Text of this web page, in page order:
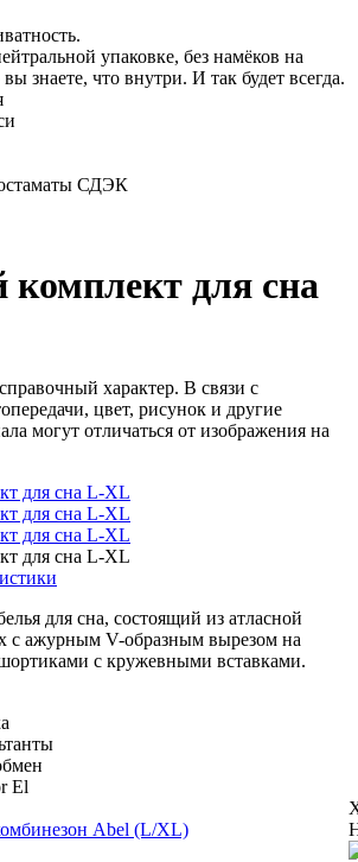
упаковке, без намёков на
знаете, что внутри. И так будет всегда.
СДЭК
для сна
характер. В связи с
цвет, рисунок и другие
могут отличаться от изображения на
для сна, состоящий из атласной
с ажурным V-образным вырезом на
с кружевными вставками.
El